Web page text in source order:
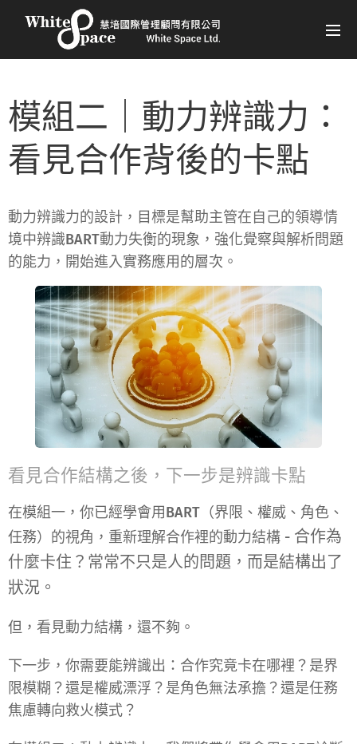
模組二｜動力辨識力：
看見合作背後的卡點
動力辨識力的設計，目標是幫助主管在自己的領導情
境中辨識BART動力失衡的現象 ，強化覺察與解析問題
的能力，開始進入實務應用的層次。
看見合作結構之後，下一步是辨識卡點
在模組一 ，你已經學會用BART（界限、權威、角色、
任務） 的視角，重新理解合作裡的動力結構 - 合作為
什麼卡住？常常不只是人的問題，而是結構出了
狀況 。
但，看見動力結構，還不夠。
下一步， 你需要能辨識出：合作究竟卡在哪裡？ 是界
限模糊 ？還是權威漂浮 ？是角色無法承擔 ？還是任務
焦慮轉向救火模式 ？